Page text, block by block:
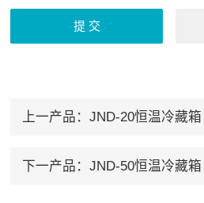
上一产品： JND-20恒温冷藏箱
下一产品： JND-50恒温冷藏箱